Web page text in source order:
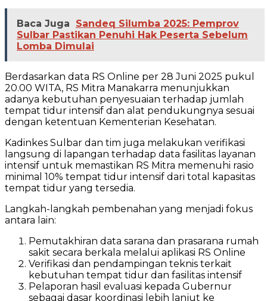
Baca Juga
Sandeq Silumba 2025: Pemprov
Sulbar Pastikan Penuhi Hak Peserta Sebelum
Lomba Dimulai
Berdasarkan data RS Online per 28 Juni 2025 pukul
20.00 WITA, RS Mitra Manakarra menunjukkan
adanya kebutuhan penyesuaian terhadap jumlah
tempat tidur intensif dan alat pendukungnya sesuai
dengan ketentuan Kementerian Kesehatan.
Kadinkes Sulbar dan tim juga melakukan verifikasi
langsung di lapangan terhadap data fasilitas layanan
intensif untuk memastikan RS Mitra memenuhi rasio
minimal 10% tempat tidur intensif dari total kapasitas
tempat tidur yang tersedia.
Langkah-langkah pembenahan yang menjadi fokus
antara lain:
Pemutakhiran data sarana dan prasarana rumah
sakit secara berkala melalui aplikasi RS Online
Verifikasi dan pendampingan teknis terkait
kebutuhan tempat tidur dan fasilitas intensif
Pelaporan hasil evaluasi kepada Gubernur
sebagai dasar koordinasi lebih lanjut ke